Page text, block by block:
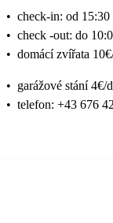
• check-in: od 15:30
• check -out: do
• domácí zvířata
• garážové stání 4€/
• telefon: +43 676